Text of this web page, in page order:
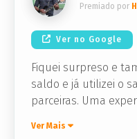
Premiado por
Ver no Google
Fiquei surpreso e
saldo e já utilizei o
parceiras. Uma
Ver Mais